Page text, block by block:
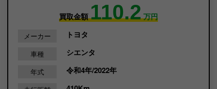
買取金額110.2万円
メーカー トヨタ
車種 シエンタ
年式 令和4年/2022年